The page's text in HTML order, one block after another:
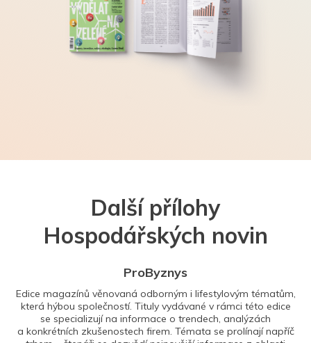
Další přílohy
Hospodářských novin
ProByznys
Edice magazínů věnovaná odborným i lifestylovým tématům,
která hýbou společností. Tituly vydávané v rámci této edice
se specializují na informace o trendech, analýzách
a konkrétních zkušenostech firem. Témata se prolínají napříč